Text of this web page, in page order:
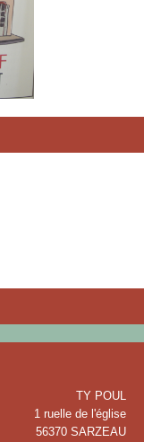
TY POUL
1 ruelle de l'église
56370 SARZEAU